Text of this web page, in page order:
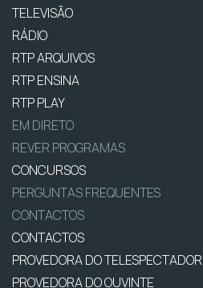
TELEVISÃO
RÁDIO
RTP ARQUIVOS
RTP ENSINA
RTP PLAY
EM DIRETO
REVER PROGRAMAS
CONCURSOS
PERGUNTAS FREQUENTES
CONTACTOS
CONTACTOS
PROVEDORA DO TELESPECTADOR
PROVEDORA DO OUVINTE